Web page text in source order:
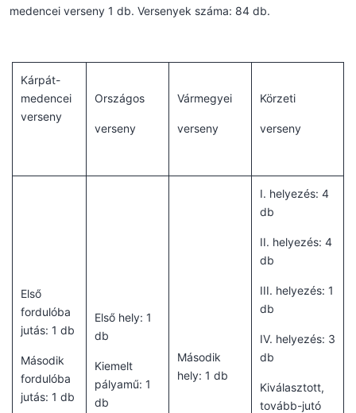
medencei verseny 1 db. Versenyek száma: 84 db.
Kárpát-
medencei
verseny
Országos
verseny
Vármegyei
verseny
Körzeti
verseny
Első
fordulóba
jutás: 1 db
Második
fordulóba
jutás: 1 db
Első hely: 1
db
Kiemelt
pályamű: 1
db
Második
hely: 1 db
I. helyezés: 4
db
II. helyezés: 4
db
III. helyezés: 1
db
IV. helyezés: 3
db
Kiválasztott,
tovább-jutó